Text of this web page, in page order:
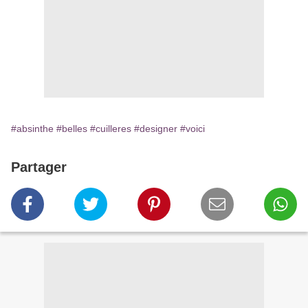
#absinthe #belles #cuilleres #designer #voici
Partager